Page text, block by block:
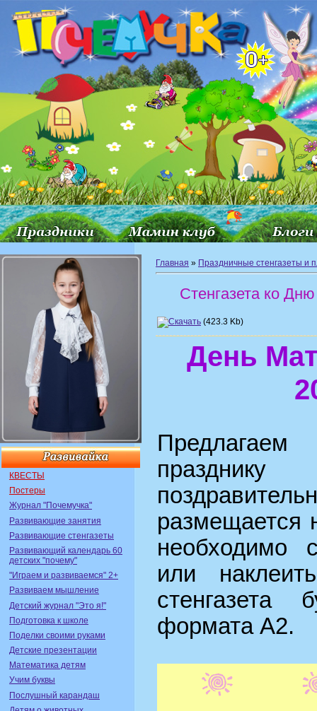
КВЕСТЫ
Постеры
Журнал "Почемучка"
Развивающие занятия
Развивающие стенгазеты
Развивающий календарь 60
детских "почему"
"Играем и развиваемся" 2+
Развиваем мышление
Детский журнал "Это я!"
Подготовка к школе
Поделки своими руками
Детские презентации
Математика детям
Учим буквы
Послушный карандаш
Главная » Праздничные стенгазеты и
Стенгазета ко
(423.3 Kb)
День
размещается
необходимо
или
стенгазета
формата А2.